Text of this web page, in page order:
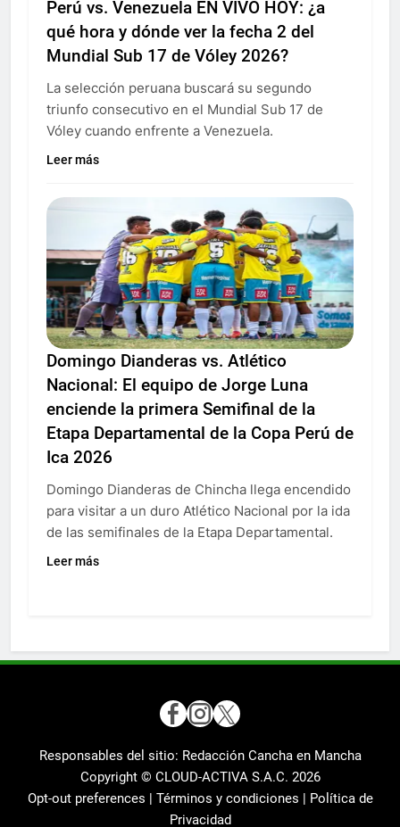
Perú vs. Venezuela EN VIVO HOY: ¿a
qué hora y dónde ver la fecha 2 del
Mundial Sub 17 de Vóley 2026?
La selección peruana buscará su segundo
triunfo consecutivo en el Mundial Sub 17 de
Vóley cuando enfrente a Venezuela.
Leer más
Domingo Dianderas vs. Atlético
Nacional: El equipo de Jorge Luna
enciende la primera Semifinal de la
Etapa Departamental de la Copa Perú de
Ica 2026
Domingo Dianderas de Chincha llega encendido
para visitar a un duro Atlético Nacional por la ida
de las semifinales de la Etapa Departamental.
Leer más
Responsables del sitio: Redacción Cancha en Mancha
Copyright © CLOUD-ACTIVA S.A.C. 2026
Opt-out preferences | Términos y condiciones | Política de
Privacidad